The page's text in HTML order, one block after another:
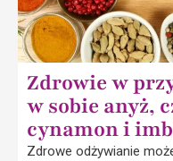
Zdrowie w
w sobie anyż,
cynamon i
Zdrowe odżywianie